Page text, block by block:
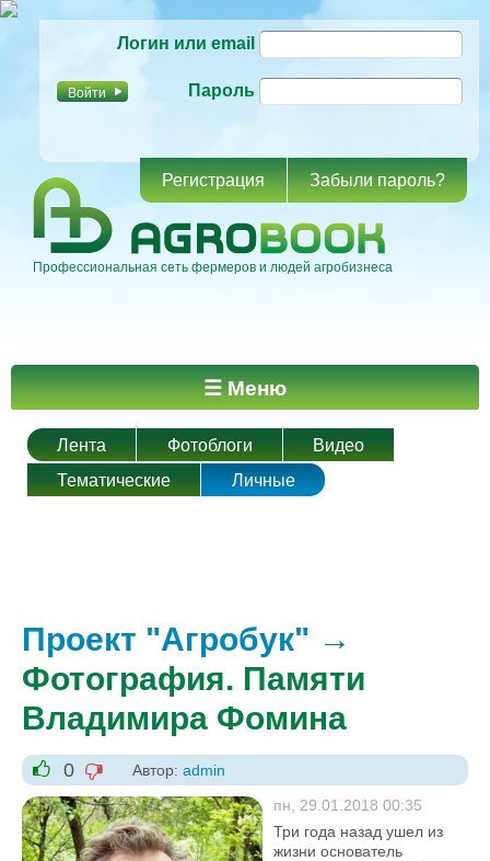
основному
Логин или email
Пароль
Регистрация Забыли пароль?
Профессиональная сеть фермеров и людей агробизнеса
Главное меню ☰ Меню
Лента Фотоблоги
Видео
Тематические
Личные
Проект "Агробук" →
Фотография. Памяти
Владимира Фомина
+1
0
-1
Автор: admin
пн, 29.01.2018 00:35
Три года назад ушел из
жизни основатель